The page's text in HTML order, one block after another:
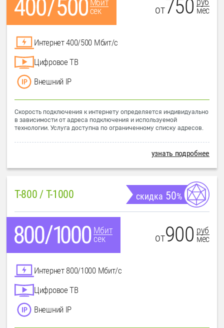
Мбит
сек
от750 мес
Интернет 400/500 Мбит/с
Цифровое ТВ
Внешний IP
Скорость подключения к интернету определяется индивидуально
в зависимости от адреса подключения и используемой
технологии. Услуга доступна по ограниченному списку адресов.
узнать подробнее
T-800 / T-1000 скидка 50%
Мбит
сек
от900 руб
мес
Интернет 800/1000 Мбит/с
Цифровое ТВ
Внешний IP